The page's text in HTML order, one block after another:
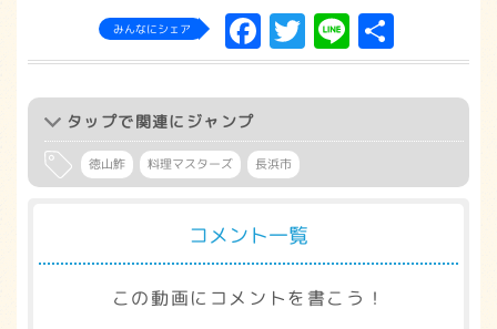
みんなにシェア Facebook
Twitter
Line
有
タップで関連にジャンプ
徳山鮓 料理マスターズ 長浜市
コメント一覧
この動画にコメントを書こう！